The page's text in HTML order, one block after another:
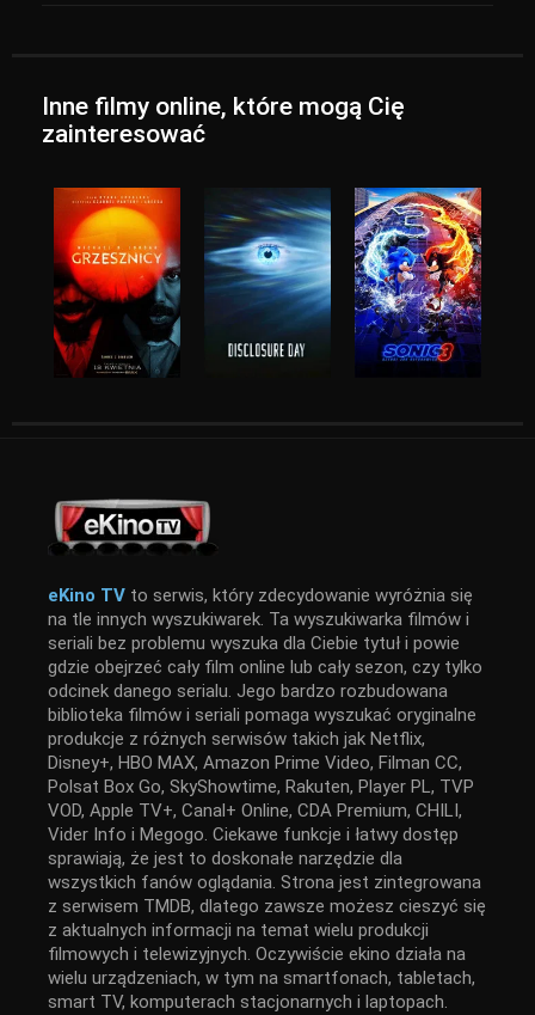
Inne filmy online, które mogą Cię
zainteresować
eKino TV to serwis, który zdecydowanie wyróżnia się
na tle innych wyszukiwarek. Ta wyszukiwarka filmów i
seriali bez problemu wyszuka dla Ciebie tytuł i powie
gdzie obejrzeć cały film online lub cały sezon, czy tylko
odcinek danego serialu. Jego bardzo rozbudowana
biblioteka filmów i seriali pomaga wyszukać oryginalne
produkcje z różnych serwisów takich jak Netflix,
Disney+, HBO MAX, Amazon Prime Video, Filman CC,
Polsat Box Go, SkyShowtime, Rakuten, Player PL, TVP
VOD, Apple TV+, Canal+ Online, CDA Premium, CHILI,
Vider Info i Megogo. Ciekawe funkcje i łatwy dostęp
sprawiają, że jest to doskonałe narzędzie dla
wszystkich fanów oglądania. Strona jest zintegrowana
z serwisem TMDB, dlatego zawsze możesz cieszyć się
z aktualnych informacji na temat wielu produkcji
filmowych i telewizyjnych. Oczywiście ekino działa na
wielu urządzeniach, w tym na smartfonach, tabletach,
smart TV, komputerach stacjonarnych i laptopach.